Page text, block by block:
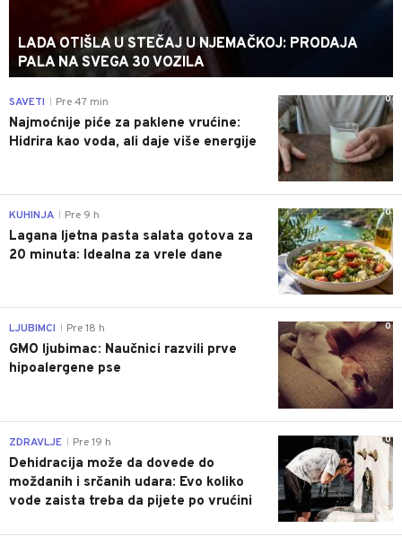
LADA OTIŠLA U STEČAJ U NJEMAČKOJ: PRODAJA
PALA NA SVEGA 30 VOZILA
0
SAVETI Pre 47 min
Najmoćnije piće za paklene vrućine:
Hidrira kao voda, ali daje više energije
0
KUHINJA Pre 9 h
Lagana ljetna pasta salata gotova za
20 minuta: Idealna za vrele dane
0
LJUBIMCI Pre 18 h
GMO ljubimac: Naučnici razvili prve
hipoalergene pse
0
ZDRAVLJE Pre 19 h
Dehidracija može da dovede do
moždanih i srčanih udara: Evo koliko
vode zaista treba da pijete po vrućini